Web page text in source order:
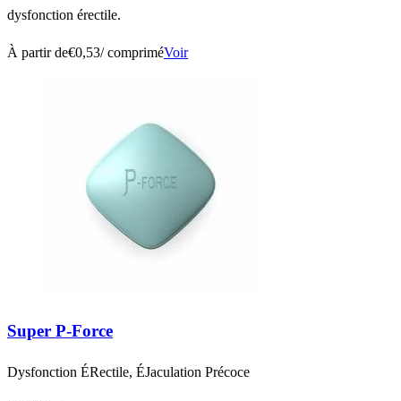
dysfonction érectile.
À partir de€0,53/ compriméVoir
Super P-Force
Dysfonction ÉRectile, ÉJaculation Précoce